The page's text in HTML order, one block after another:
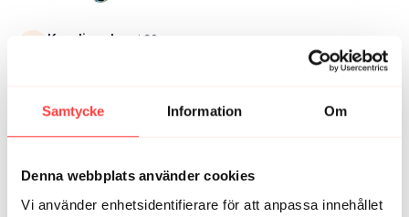
Samtycke Information Om
Denna webbplats använder cookies
Vi använder enhetsidentifierare för att anpassa innehållet
Karolina J. maj 30
Härligt pass! Perfekt efter en lugn löprunda med
1
Så skönt, aktiverande och inkännande - tack 🙏🏻🩵
2